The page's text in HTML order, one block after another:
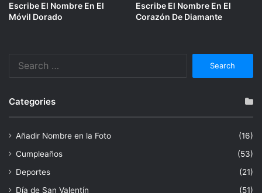
Escribe El Nombre En El
Móvil Dorado
Escribe El Nombre En El
Corazón De Diamante
Categories
Añadir Nombre en la Foto
(16)
Cumpleaños
(53)
Deportes
(21)
Día de San Valentín
(51)